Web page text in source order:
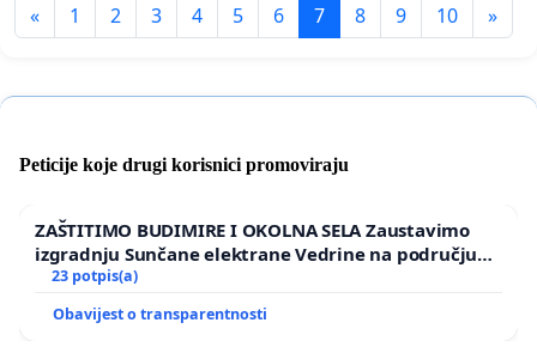
« 1 2 3 4 5 6 7 8 9 10 »
Peticije koje drugi korisnici promoviraju
ZAŠTITIMO BUDIMIRE I OKOLNA SELA Zaustavimo
izgradnju Sunčane elektrane Vedrine na području
Ugljana
23 potpis(a)
Obavijest o transparentnosti